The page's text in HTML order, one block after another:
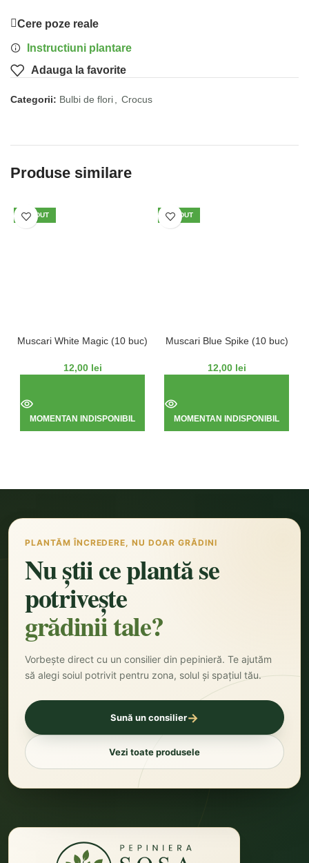
Cere poze reale
Instructiuni plantare
Adauga la favorite
Categorii: Bulbi de flori Crocus
Produse similare
VÂNDUT
Muscari White Magic (10 buc)
12,00 lei
MOMENTAN INDISPONIBIL
VÂNDUT
Muscari Blue Spike (10 buc)
12,00 lei
MOMENTAN INDISPONIBIL
PLANTĂM ÎNCREDERE, NU DOAR GRĂDINI
Nu știi ce plantă se
potrivește
grădinii tale?
Vorbește direct cu un consilier din pepinieră. Te ajutăm
să alegi soiul potrivit pentru zona, solul și spațiul tău.
Sună un consilier→
Vezi toate produsele